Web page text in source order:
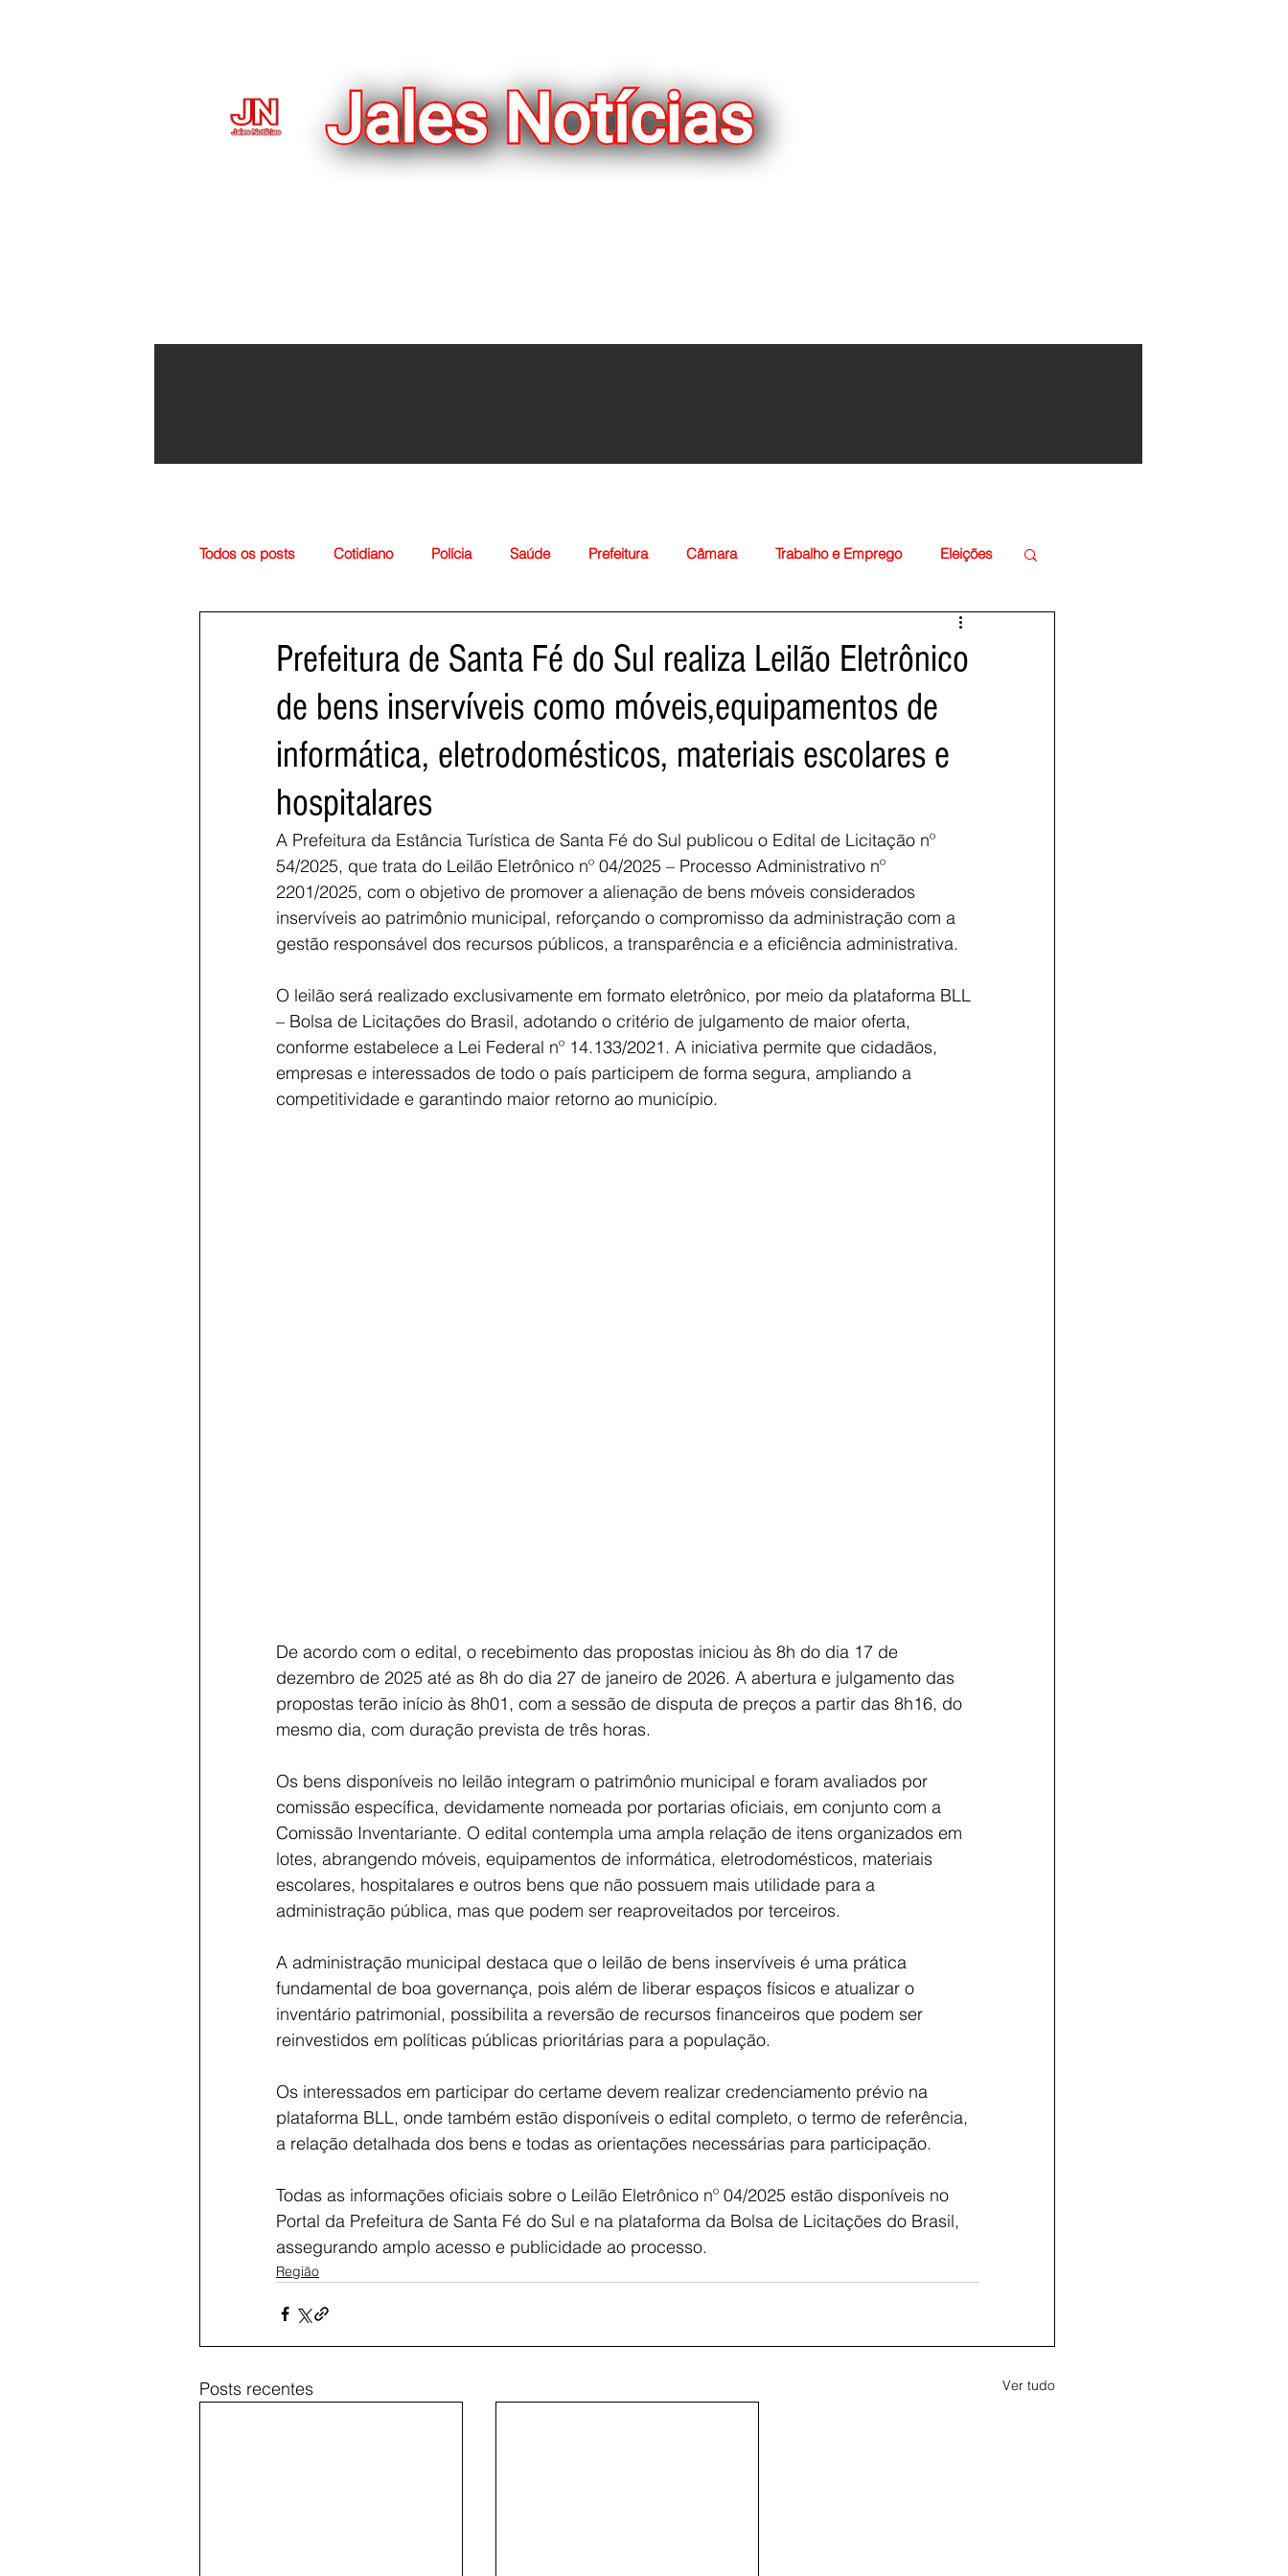
Voltar
Todos os posts Cotidiano Polícia Saúde Prefeitura Câmara Trabalho e Emprego Eleições
Prefeitura de Santa Fé do Sul realiza Leilão Eletrônico
de bens inservíveis como móveis,equipamentos de
informática, eletrodomésticos, materiais escolares e
hospitalares
A Prefeitura da Estância Turística de Santa Fé do Sul publicou o Edital de Licitação nº
54/2025, que trata do Leilão Eletrônico nº 04/2025 – Processo Administrativo nº
2201/2025, com o objetivo de promover a alienação de bens móveis considerados
inservíveis ao patrimônio municipal, reforçando o compromisso da administração com a
gestão responsável dos recursos públicos, a transparência e a eficiência administrativa.
O leilão será realizado exclusivamente em formato eletrônico, por meio da plataforma BLL
– Bolsa de Licitações do Brasil, adotando o critério de julgamento de maior oferta,
conforme estabelece a Lei Federal nº 14.133/2021. A iniciativa permite que cidadãos,
empresas e interessados de todo o país participem de forma segura, ampliando a
competitividade e garantindo maior retorno ao município.
De acordo com o edital, o recebimento das propostas iniciou às 8h do dia 17 de
dezembro de 2025 até as 8h do dia 27 de janeiro de 2026. A abertura e julgamento das
propostas terão início às 8h01, com a sessão de disputa de preços a partir das 8h16, do
mesmo dia, com duração prevista de três horas.
Os bens disponíveis no leilão integram o patrimônio municipal e foram avaliados por
comissão específica, devidamente nomeada por portarias oficiais, em conjunto com a
Comissão Inventariante. O edital contempla uma ampla relação de itens organizados em
lotes, abrangendo móveis, equipamentos de informática, eletrodomésticos, materiais
escolares, hospitalares e outros bens que não possuem mais utilidade para a
administração pública, mas que podem ser reaproveitados por terceiros.
A administração municipal destaca que o leilão de bens inservíveis é uma prática
fundamental de boa governança, pois além de liberar espaços físicos e atualizar o
inventário patrimonial, possibilita a reversão de recursos financeiros que podem ser
reinvestidos em políticas públicas prioritárias para a população.
Os interessados em participar do certame devem realizar credenciamento prévio na
plataforma BLL, onde também estão disponíveis o edital completo, o termo de referência,
a relação detalhada dos bens e todas as orientações necessárias para participação.
Todas as informações oficiais sobre o Leilão Eletrônico nº 04/2025 estão disponíveis no
Portal da Prefeitura de Santa Fé do Sul e na plataforma da Bolsa de Licitações do Brasil,
assegurando amplo acesso e publicidade ao processo.
Região
Posts recentes Ver tudo